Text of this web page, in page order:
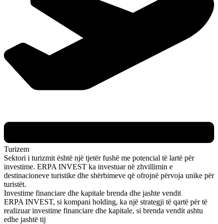
Turizem
Sektori i turizmit është një tjetër fushë me potencial të lartë për
investime. ERPA INVEST ka investuar në zhvillimin e
destinacioneve turistike dhe shërbimeve që ofrojnë përvoja unike për
turistët.
Investime financiare dhe kapitale brenda dhe jashte vendit
ERPA INVEST, si kompani holding, ka një strategji të qartë për të
realizuar investime financiare dhe kapitale, si brenda vendit ashtu
edhe jashtë tij